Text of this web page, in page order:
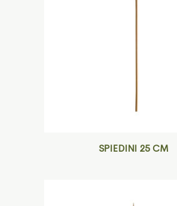
SPIEDINI 25 CM